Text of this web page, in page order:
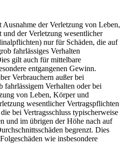
der Verletzung von Leben,
der Verletzung wesentlicher
nur für Schäden, die auf
fahrlässiges Verhalten
gilt auch für mittelbare
entgangenen Gewinn.
Verbrauchern außer bei
fahrlässigem Verhalten oder bei
von Leben, Körper und
wesentlicher Vertragspflichten
bei Vertragsschluss typischerweise
und im übrigen der Höhe nach auf
begrenzt. Dies
wie insbesondere